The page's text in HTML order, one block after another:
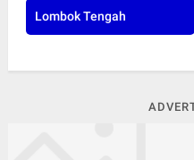
Lombok Tengah